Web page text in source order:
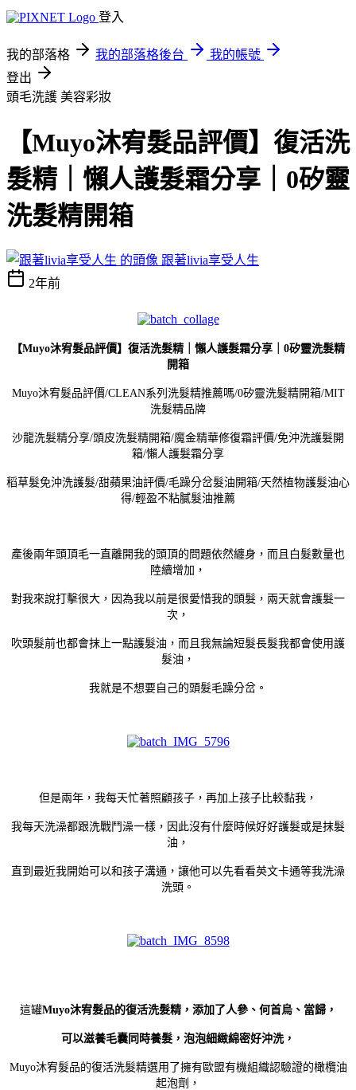
登入
我的部落格 我的部落格後台
我的帳號
登出
頭毛洗護 美容彩妝
【Muyo沐宥髮品評價】復活洗
髮精｜懶人護髮霜分享｜0矽靈
洗髮精開箱
跟著livia享受人生
2年前
【Muyo沐宥髮品評價】復活洗髮精｜懶人護髮霜分享｜0矽靈洗髮精
開箱
Muyo沐宥髮品評價/CLEAN系列洗髮精推薦嗎/0矽靈洗髮精開箱/MIT
洗髮精品牌
沙龍洗髮精分享/頭皮洗髮精開箱/魔金精華修復霜評價/免沖洗護髮開
箱/懶人護髮霜分享
稻草髮免沖洗護髮/甜蘋果油評價/毛躁分岔髮油開箱/天然植物護髮油心
得/輕盈不粘膩髮油推薦
產後兩年頭頂毛一直離開我的頭頂的問題依然纏身，而且白髮數量也
陸續增加，
對我來說打擊很大，因為我以前是很愛惜我的頭髮，兩天就會護髮一
次，
吹頭髮前也都會抹上一點護髮油，而且我無論短髮長髮我都會使用護
髮油，
我就是不想要自己的頭髮毛躁分岔。
但是兩年，我每天忙著照顧孩子，再加上孩子比較黏我，
我每天洗澡都跟洗戰鬥澡一樣，因此沒有什麼時候好好護髮或是抹髮
油，
直到最近我開始可以和孩子溝通，讓他可以先看看英文卡通等我洗澡
洗頭。
這罐Muyo沐宥髮品的復活洗髮精，添加了人參、何首烏、當歸，
可以滋養毛囊同時養髮，泡泡細緻綿密好沖洗，
Muyo沐宥髮品的復活洗髮精選用了擁有歐盟有機組織認驗證的橄欖油
起泡劑，